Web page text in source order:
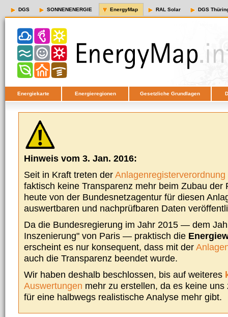
DGS SONNENENERGIE EnergyMap RAL Solar DGS
Energiekarte Energieregionen Gesetzliche Grundlagen
Hinweis vom 3. Jan. 2016:
Seit in Kraft treten derAnlagenregisterverordnung
faktisch keine Transparenz mehr beim Zubau der
heute von der Bundesnetzagentur für diesen
auswertbaren und nachprüfbaren Daten
Da die Bundesregierung im Jahr 2015 — dem
Inszenierung" von Paris — praktisch die
erscheint es nur konsequent, dass mit der
auch die Transparenz beendet wurde.
Wir haben deshalb beschlossen, bis auf weiteres
Auswertungen mehr zu erstellen, da es keine
für eine halbwegs realistische Analyse mehr gibt.